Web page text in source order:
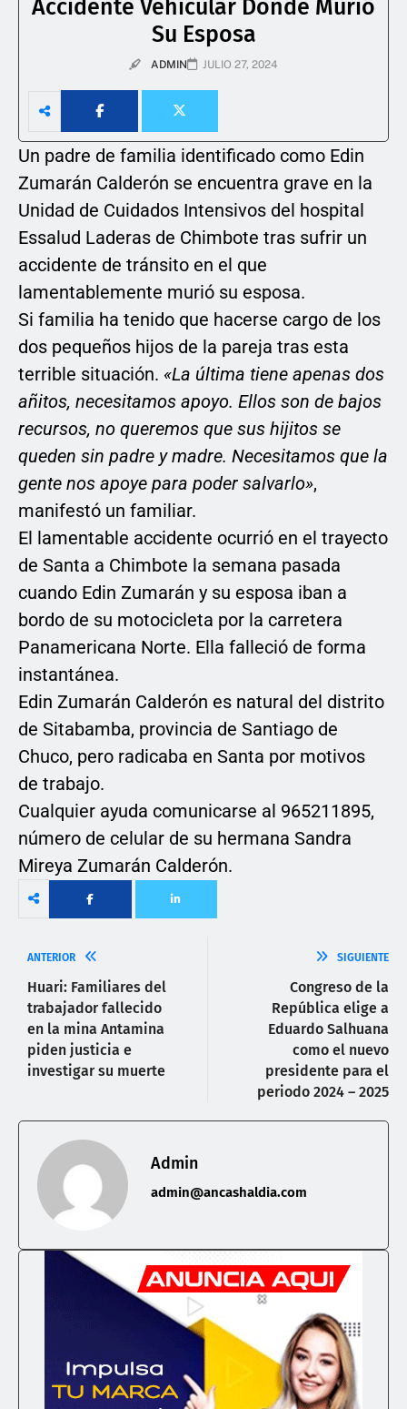
Accidente Vehicular Donde Murió
Su Esposa
ADMIN JULIO 27, 2024
Un padre de familia identificado como Edin
Zumarán Calderón se encuentra grave en la
Unidad de Cuidados Intensivos del hospital
Essalud Laderas de Chimbote tras sufrir un
accidente de tránsito en el que
lamentablemente murió su esposa.
Si familia ha tenido que hacerse cargo de los
dos pequeños hijos de la pareja tras esta
terrible situación. «La última tiene apenas dos
añitos, necesitamos apoyo. Ellos son de bajos
recursos, no queremos que sus hijitos se
queden sin padre y madre. Necesitamos que la
gente nos apoye para poder salvarlo»,
manifestó un familiar.
El lamentable accidente ocurrió en el trayecto
de Santa a Chimbote la semana pasada
cuando Edin Zumarán y su esposa iban a
bordo de su motocicleta por la carretera
Panamericana Norte. Ella falleció de forma
instantánea.
Edin Zumarán Calderón es natural del distrito
de Sitabamba, provincia de Santiago de
Chuco, pero radicaba en Santa por motivos
de trabajo.
Cualquier ayuda comunicarse al 965211895,
número de celular de su hermana Sandra
Mireya Zumarán Calderón.
ANTERIOR
Huari: Familiares del
trabajador fallecido
en la mina Antamina
piden justicia e
investigar su muerte
SIGUIENTE
Congreso de la
República elige a
Eduardo Salhuana
como el nuevo
presidente para el
periodo 2024 – 2025
Admin
admin@ancashaldia.com